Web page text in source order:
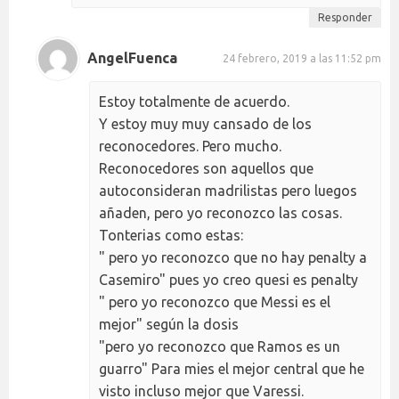
Responder
AngelFuenca 24 febrero, 2019 a las 11:52 pm
Estoy totalmente de acuerdo.
Y estoy muy muy cansado de los
reconocedores. Pero mucho.
Reconocedores son aquellos que
autoconsideran madrilistas pero luegos
añaden, pero yo reconozco las cosas.
Tonterias como estas:
" pero yo reconozco que no hay penalty a
Casemiro" pues yo creo quesi es penalty
" pero yo reconozco que Messi es el
mejor" según la dosis
"pero yo reconozco que Ramos es un
guarro" Para mies el mejor central que he
visto incluso mejor que Varessi.